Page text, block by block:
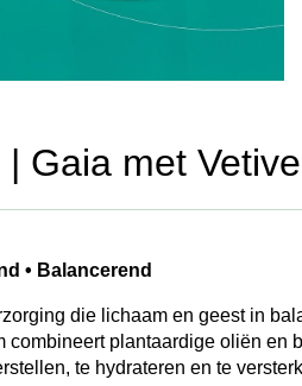
Gaia met
• Balancerend
die lichaam en geest in
combineert plantaardige oliën en
te hydrateren en te